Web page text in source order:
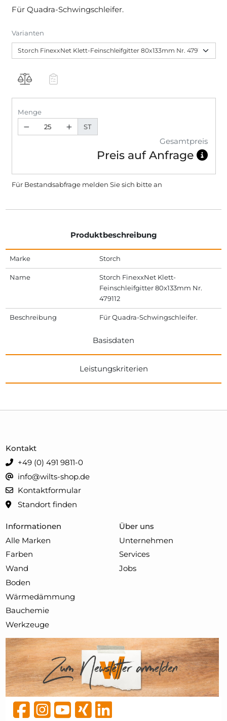
Für Quadra-Schwingschleifer.
Varianten
Menge
ST
Gesamtpreis
Preis auf Anfrage
Für Bestandsabfrage melden Sie sich bittean
Produktbeschreibung
Marke Storch
Name
Storch FinexxNet Klett-
Feinschleifgitter 80x133mm Nr.
479112
Beschreibung Für Quadra-Schwingschleifer.
Basisdaten
Leistungskriterien
Informationen
Alle Marken
Farben
Wand
Boden
Wärmedämmung
Bauchemie
Werkzeuge
Über uns
Unternehmen
Services
Jobs
Kontakt
+49 (0) 491 9811-0
info@wilts-shop.de
Kontaktformular
Standort finden